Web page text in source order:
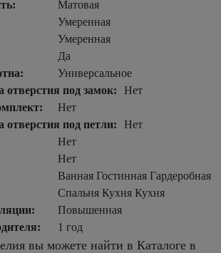
Матовая
Умеренная
Умеренная
Да
Универсальное
отверстия под замок:
Нет
Нет
отверстия под петли:
Нет
Нет
Нет
Ванная Гостинная Гардеробная
Спальня Кухня Кухня
Повышенная
1 год
вы можете найти в Каталоге в